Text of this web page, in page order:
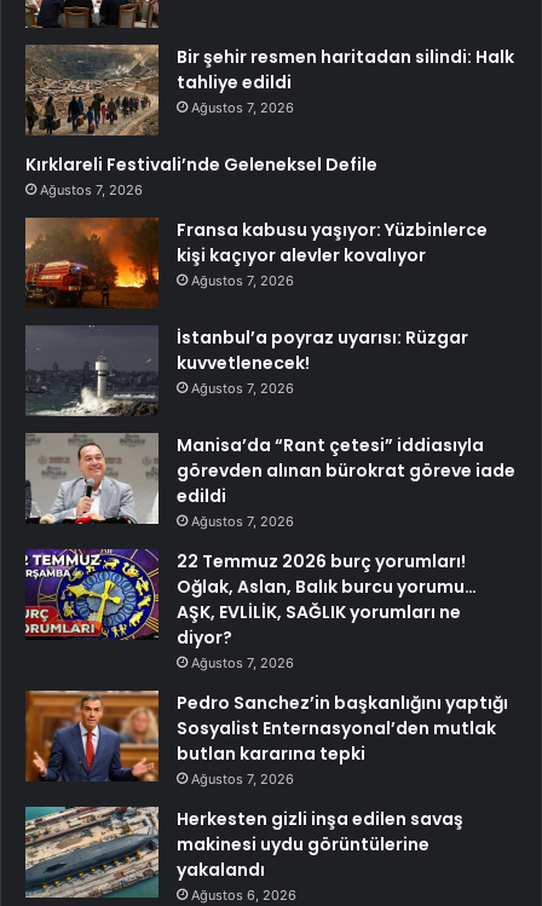
Bir şehir resmen haritadan silindi: Halk
tahliye edildi
Ağustos 7, 2026
Kırklareli Festivali’nde Geleneksel Defile
Ağustos 7, 2026
Fransa kabusu yaşıyor: Yüzbinlerce
kişi kaçıyor alevler kovalıyor
Ağustos 7, 2026
İstanbul’a poyraz uyarısı: Rüzgar
kuvvetlenecek!
Ağustos 7, 2026
Manisa’da “Rant çetesi” iddiasıyla
görevden alınan bürokrat göreve iade
edildi
Ağustos 7, 2026
22 Temmuz 2026 burç yorumları!
Oğlak, Aslan, Balık burcu yorumu…
AŞK, EVLİLİK, SAĞLIK yorumları ne
diyor?
Ağustos 7, 2026
Pedro Sanchez’in başkanlığını yaptığı
Sosyalist Enternasyonal’den mutlak
butlan kararına tepki
Ağustos 7, 2026
Herkesten gizli inşa edilen savaş
makinesi uydu görüntülerine
yakalandı
Ağustos 6, 2026